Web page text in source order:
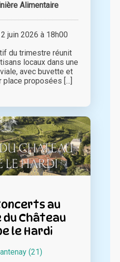
Alimentaire
juin 2026 à 18h00
du trimestre réunit
locaux dans une
avec buvette et
proposées [...]
au
du Château
le Hardi
(21)